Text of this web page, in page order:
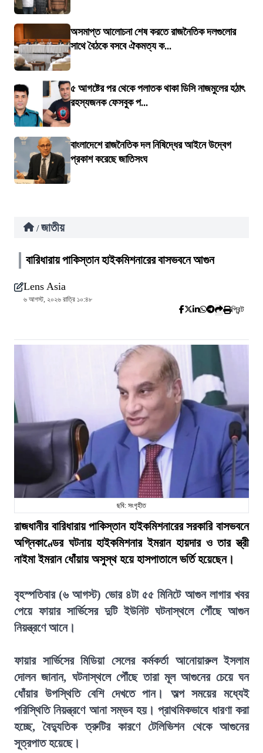
অসমাপ্ত আলোচনা শেষ করতে রাজনৈতিক দলগুলোর
সাথে বৈঠকে বসবে ঐকমত্য ক...
৫ আগষ্টের পর থেকে পলাতক থাকা ডিসি নাজমুলের হঠাৎ
রহস্যজনক ফেসবুক প...
বাংলাদেশে রাজনৈতিক দল নিষিদ্ধের আইনে উদ্বেগ
প্রকাশ করেছে জাতিসংঘ
/ জাতীয়
বারিধারায় পাকিস্তান হাইকমিশনারের বাসভবনে আগুন
Lens Asia
৬ আগস্ট, ২০২৬ রাত্রি ১০:৪৮
প্রিন্ট
ছবি: সংগৃহীত
রাজধানীর বারিধারায় পাকিস্তান হাইকমিশনারের সরকারি বাসভবনে
অগ্নিকাণ্ডের ঘটনায় হাইকমিশনার ইমরান হায়দার ও তার স্ত্রী
নাইমা ইমরান ধোঁয়ায় অসুস্থ হয়ে হাসপাতালে ভর্তি হয়েছেন।
বৃহস্পতিবার (৬ আগস্ট) ভোর ৪টা ৫৫ মিনিটে আগুন লাগার খবর
পেয়ে ফায়ার সার্ভিসের দুটি ইউনিট ঘটনাস্থলে পৌঁছে আগুন
নিয়ন্ত্রণে আনে।
ফায়ার সার্ভিসের মিডিয়া সেলের কর্মকর্তা আনোয়ারুল ইসলাম
দোলন জানান, ঘটনাস্থলে পৌঁছে তারা মূল আগুনের চেয়ে ঘন
ধোঁয়ার উপস্থিতি বেশি দেখতে পান। অল্প সময়ের মধ্যেই
পরিস্থিতি নিয়ন্ত্রণে আনা সম্ভব হয়। প্রাথমিকভাবে ধারণা করা
হচ্ছে, বৈদ্যুতিক ত্রুটির কারণে টেলিভিশন থেকে আগুনের
সূত্রপাত হয়েছে।